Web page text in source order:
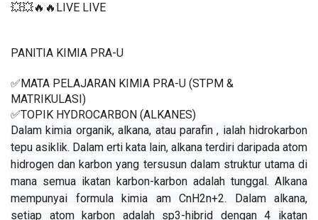
💥💥🔥🔥LIVE LIVE
PANITIA KIMIA PRA-U
✅MATA PELAJARAN KIMIA PRA-U (STPM &
MATRIKULASI)
✅TOPIK HYDROCARBON (ALKANES)
Dalam kimia organik, alkana, atau parafin , ialah hidrokarbon
tepu asiklik. Dalam erti kata lain, alkana terdiri daripada atom
hidrogen dan karbon yang tersusun dalam struktur utama di
mana semua ikatan karbon-karbon adalah tunggal. Alkana
mempunyai formula kimia am CnH2n+2. Dalam alkana,
setiap atom karbon adalah sp3-hibrid dengan 4 ikatan